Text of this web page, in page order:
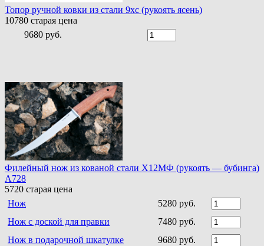
Топор ручной ковки из стали 9хс (рукоять ясень)
10780 старая цена
9680 руб.
Филейный нож из кованой стали Х12МФ (рукоять — бубинга)
A728
5720 старая цена
Нож
5280 руб.
Нож с доской для правки
7480 руб.
Нож в подарочной шкатулке
9680 руб.